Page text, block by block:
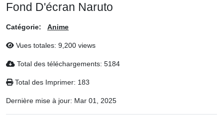
Fond D'écran Naruto
Catégorie: Anime
Vues totales: 9,200 views
Total des téléchargements: 5184
Total des Imprimer: 183
Dernière mise à jour: Mar 01, 2025